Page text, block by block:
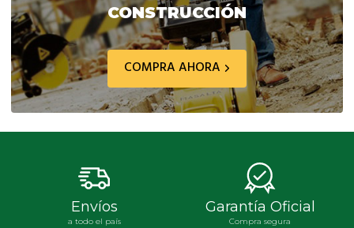
CONSTRUCCIÓN
COMPRA AHORA
Envíos
a todo el país
Garantía Oficial
Compra segura